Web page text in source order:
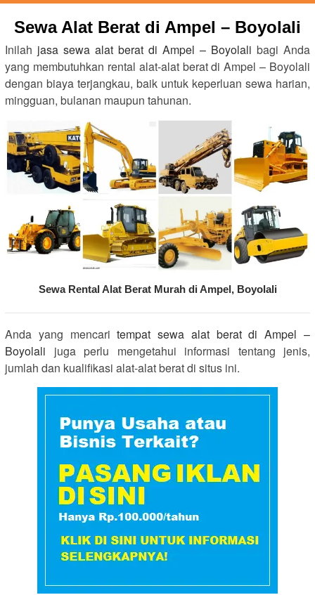
Sewa Alat Berat di Ampel – Boyolali
Inilah jasa sewa alat berat di Ampel – Boyolali bagi Anda
yang membutuhkan rental alat-alat berat di Ampel – Boyolali
dengan biaya terjangkau, baik untuk keperluan sewa harian,
mingguan, bulanan maupun tahunan.
Sewa Rental Alat Berat Murah di Ampel, Boyolali
Anda yang mencaritempat sewa alat berat di Ampel –
Boyolali juga perlu mengetahui informasi tentang jenis,
jumlah dan kualifikasi alat-alat berat di situs ini.